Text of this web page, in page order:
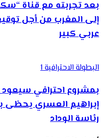
بعد تجربته مع قناة
إلى المغرب من أجل
عربي كبير
البطولة الاحترافية 1
بمشروع احترافي سيعود
إبراهيم العسري
رئاسة الوداد